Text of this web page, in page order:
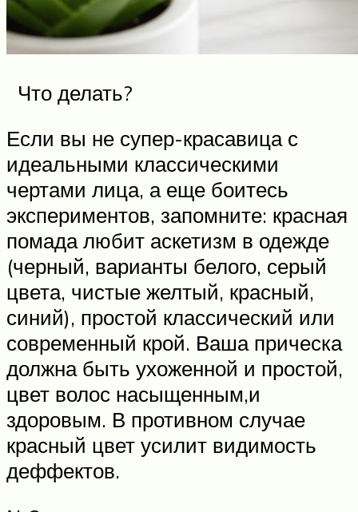
Что делать?
Если вы не супер-красавица с
идеальными классическими
чертами лица, а еще боитесь
экспериментов, запомните: красная
помада любит аскетизм в одежде
(черный, варианты белого, серый
цвета, чистые желтый, красный,
синий), простой классический или
современный крой. Ваша прическа
должна быть ухоженной и простой,
цвет волос насыщенным,и
здоровым. В противном случае
красный цвет усилит видимость
деффектов.